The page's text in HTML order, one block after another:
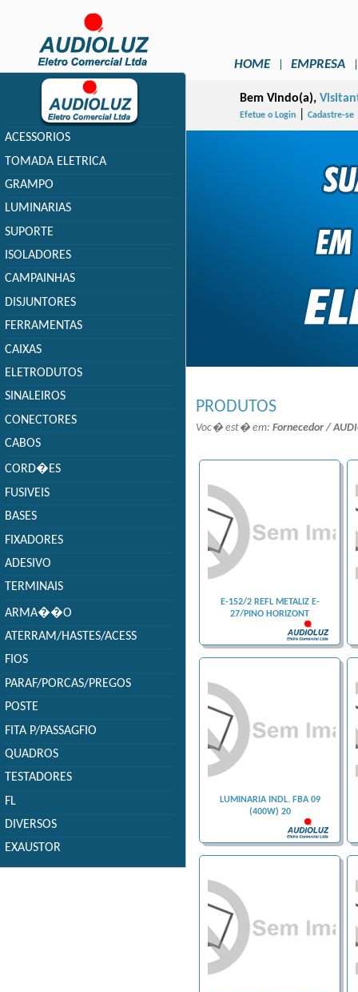
HOME EMPRESA
Bem Vindo(a),
Efetue o Login Cadastre-se
ACESSORIOS
TOMADA ELETRICA
GRAMPO
LUMINARIAS
SUPORTE
ISOLADORES
CAMPAINHAS
DISJUNTORES
FERRAMENTAS
CAIXAS
ELETRODUTOS
SINALEIROS
CONECTORES
CABOS
CORD�ES
FUSIVEIS
BASES
FIXADORES
ADESIVO
TERMINAIS
ARMA��O
ATERRAM/HASTES/ACESS
FIOS
PARAF/PORCAS/PREGOS
POSTE
FITA P/PASSAGFIO
QUADROS
TESTADORES
FL
DIVERSOS
EXAUSTOR
PRODUTOS
Voc� est� em: Fornecedor /
E-152/2 REFL METALIZ E-
27/PINO HORIZONT
LUMINARIA INDL. FBA 09
(400W) 20